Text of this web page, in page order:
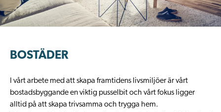
BOSTÄDER
I vårt arbete med att skapa framtidens livsmiljöer är vårt
bostadsbyggande en viktig pusselbit och vårt fokus ligger
alltid på att skapa trivsamma och trygga hem.